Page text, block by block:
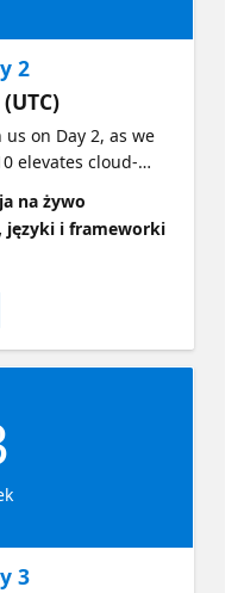
2
us on Day 2, as we
elevates cloud-
development,
and accelerated
across various
Maddy, and
off the latest
Check out the
video here
na żywo
języki i frameworki
3